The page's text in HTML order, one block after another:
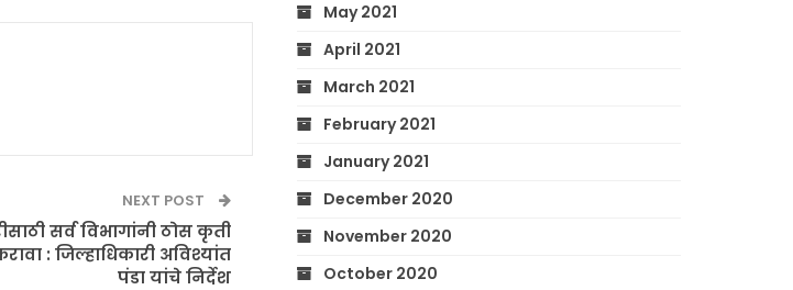
NEXT POST
सर्व विभागांनी ठोस कृती
: जिल्हाधिकारी अविश्यांत
पंडा यांचे निर्देश
May 2021
April 2021
March 2021
February 2021
January 2021
December 2020
November 2020
October 2020